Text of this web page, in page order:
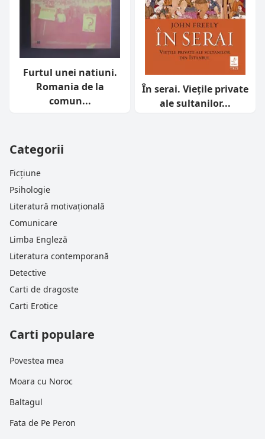
Furtul unei natiuni.
Romania de la
comun...
În serai. Viețile private
ale sultanilor...
Categorii
Ficțiune
Psihologie
Literatură motivațională
Comunicare
Limba Engleză
Literatura contemporană
Detective
Carti de dragoste
Carti Erotice
Carti populare
Povestea mea
Moara cu Noroc
Baltagul
Fata de Pe Peron